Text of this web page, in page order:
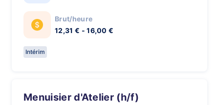
Brut/heure
12,31 € - 16,00 €
Intérim
Menuisier d'Atelier (h/f)